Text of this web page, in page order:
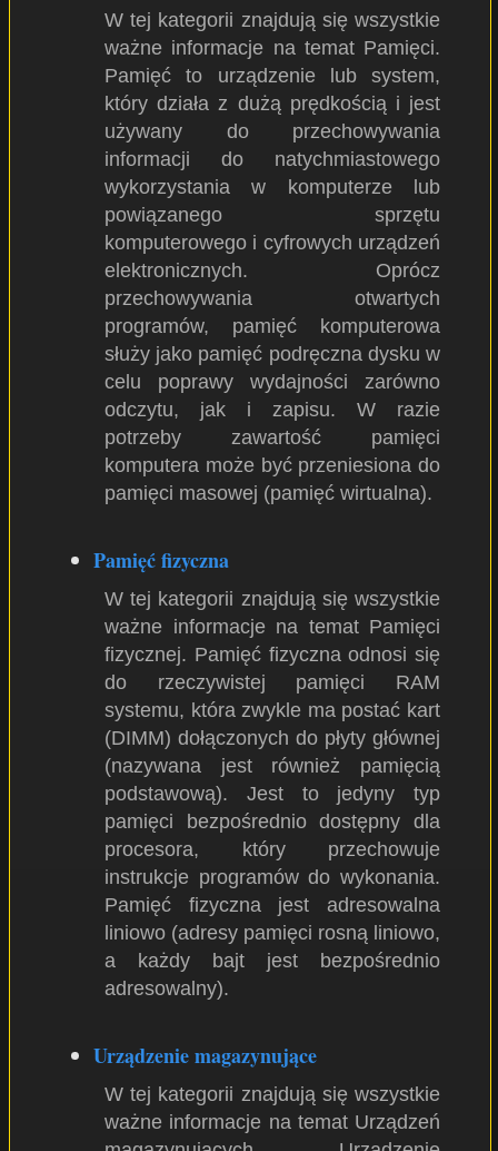
W tej kategorii znajdują się wszystkie
ważne informacje na temat Pamięci.
Pamięć to urządzenie lub system,
który działa z dużą prędkością i jest
używany do przechowywania
informacji do natychmiastowego
wykorzystania w komputerze lub
powiązanego sprzętu
komputerowego i cyfrowych urządzeń
elektronicznych. Oprócz
przechowywania otwartych
programów, pamięć komputerowa
służy jako pamięć podręczna dysku w
celu poprawy wydajności zarówno
odczytu, jak i zapisu. W razie
potrzeby zawartość pamięci
komputera może być przeniesiona do
pamięci masowej (pamięć wirtualna).
Pamięć fizyczna
W tej kategorii znajdują się wszystkie
ważne informacje na temat Pamięci
fizycznej. Pamięć fizyczna odnosi się
do rzeczywistej pamięci RAM
systemu, która zwykle ma postać kart
(DIMM) dołączonych do płyty głównej
(nazywana jest również pamięcią
podstawową). Jest to jedyny typ
pamięci bezpośrednio dostępny dla
procesora, który przechowuje
instrukcje programów do wykonania.
Pamięć fizyczna jest adresowalna
liniowo (adresy pamięci rosną liniowo,
a każdy bajt jest bezpośrednio
adresowalny).
Urządzenie magazynujące
W tej kategorii znajdują się wszystkie
ważne informacje na temat Urządzeń